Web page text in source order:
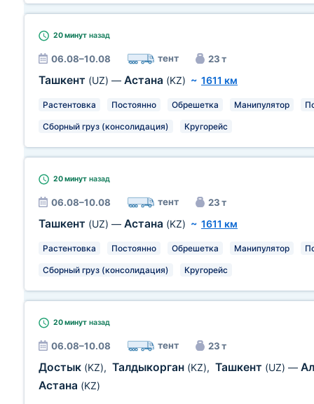
20 минут назад
06.08–10.08 тент 23 т
Ташкент (UZ) — Астана (KZ) ~ 1611 км
Растентовка Постоянно Обрешетка Манипулятор
Сборный груз (консолидация) Кругорейс
20 минут назад
06.08–10.08 тент 23 т
Ташкент (UZ) — Астана (KZ) ~ 1611 км
Растентовка Постоянно Обрешетка Манипулятор
Сборный груз (консолидация) Кругорейс
20 минут назад
06.08–10.08 тент 23 т
Достык (KZ), Талдыкорган (KZ), Ташкент (UZ) —
Астана (KZ)